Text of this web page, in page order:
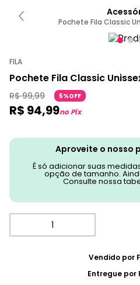
Pochete Fila Classic
FILA
Pochete Fila Classic
R$ 99,99 5%OFF
R$ 94,99no Pix
Aproveite o nosso
É só adicionar suas
opção de tamanho.
Consulte nossa
Vendido por
Entregue por